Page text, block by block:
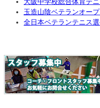
大阪中学校総合体育テ
玉造山陰ベテランオー
全日本ベテランテニス選